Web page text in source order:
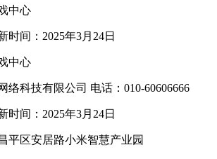
中心
时间：2025年3月24日
中心
络科技有限公司 电话：010-60606666
时间：2025年3月24日
平区安居路小米智慧产业园